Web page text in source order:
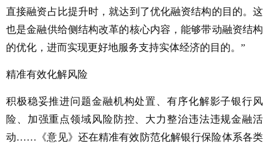
直接融资占比提升时，就达到了优化融资结构的目的。这
也是金融供给侧结构改革的核心内容，能够带动融资结构
的优化，进而实现更好地服务支持实体经济的目的。”
精准有效化解风险
积极稳妥推进问题金融机构处置、有序化解影子银行风
险、加强重点领域风险防控、大力整治违法违规金融活
动……《意见》还在精准有效防范化解银行保险体系各类